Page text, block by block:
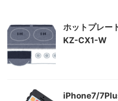
ホットプレー
KZ-CX1-W
iPhone7/